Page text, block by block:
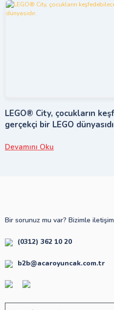
LEGO® City, çocukların
gerçekçi bir LEGO
Devamını Oku
Bir sorunuz mu var? Bizimle
(0312) 362 10 20
b2b@acaroyuncak.com.tr